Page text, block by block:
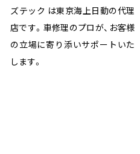
ズテック は東京海上日動の代理
店です。車修理のプロが、お客様
の立場に寄り添いサポートいた
します。